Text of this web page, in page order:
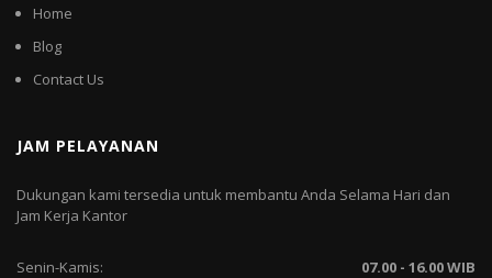
Home
Blog
Contact Us
JAM PELAYANAN
Dukungan kami tersedia untuk membantu Anda Selama Hari dan
Jam Kerja Kantor
Senin-Kamis:
07.00 - 16.00 WIB